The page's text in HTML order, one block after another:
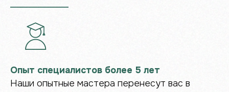
___________________
Опыт специалистов более 5 лет
Наши опытные мастера перенесут вас в
персональных данных
Отправить